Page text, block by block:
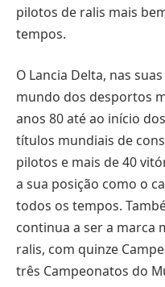
pilotos de ralis mais
tempos.
O Lancia Delta, nas
mundo dos desportos
anos 80 até ao início
títulos mundiais de
pilotos e mais de 40
a sua posição como o
todos os tempos.
continua a ser a marca
ralis, com quinze
três Campeonatos do